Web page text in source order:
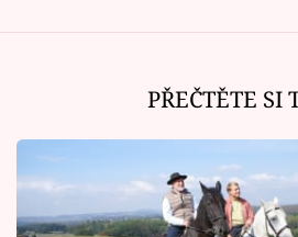
PŘEČTĚTE SI